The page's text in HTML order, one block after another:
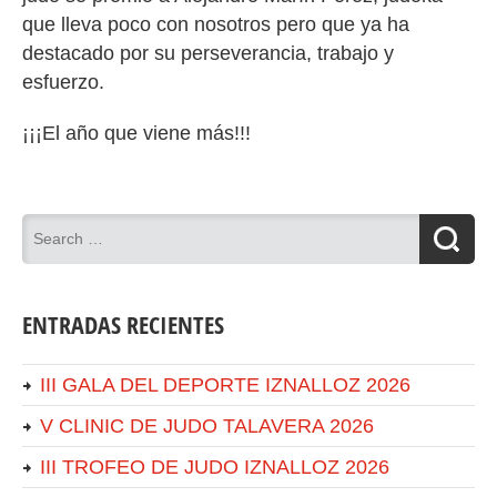
que lleva poco con nosotros pero que ya ha
destacado por su perseverancia, trabajo y
esfuerzo.
¡¡¡El año que viene más!!!
ENTRADAS RECIENTES
III GALA DEL DEPORTE IZNALLOZ 2026
V CLINIC DE JUDO TALAVERA 2026
III TROFEO DE JUDO IZNALLOZ 2026